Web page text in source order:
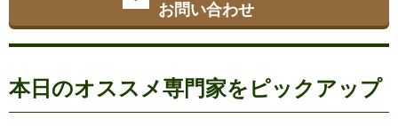
お問い合わせ
本日のオススメ専門家をピックアップ